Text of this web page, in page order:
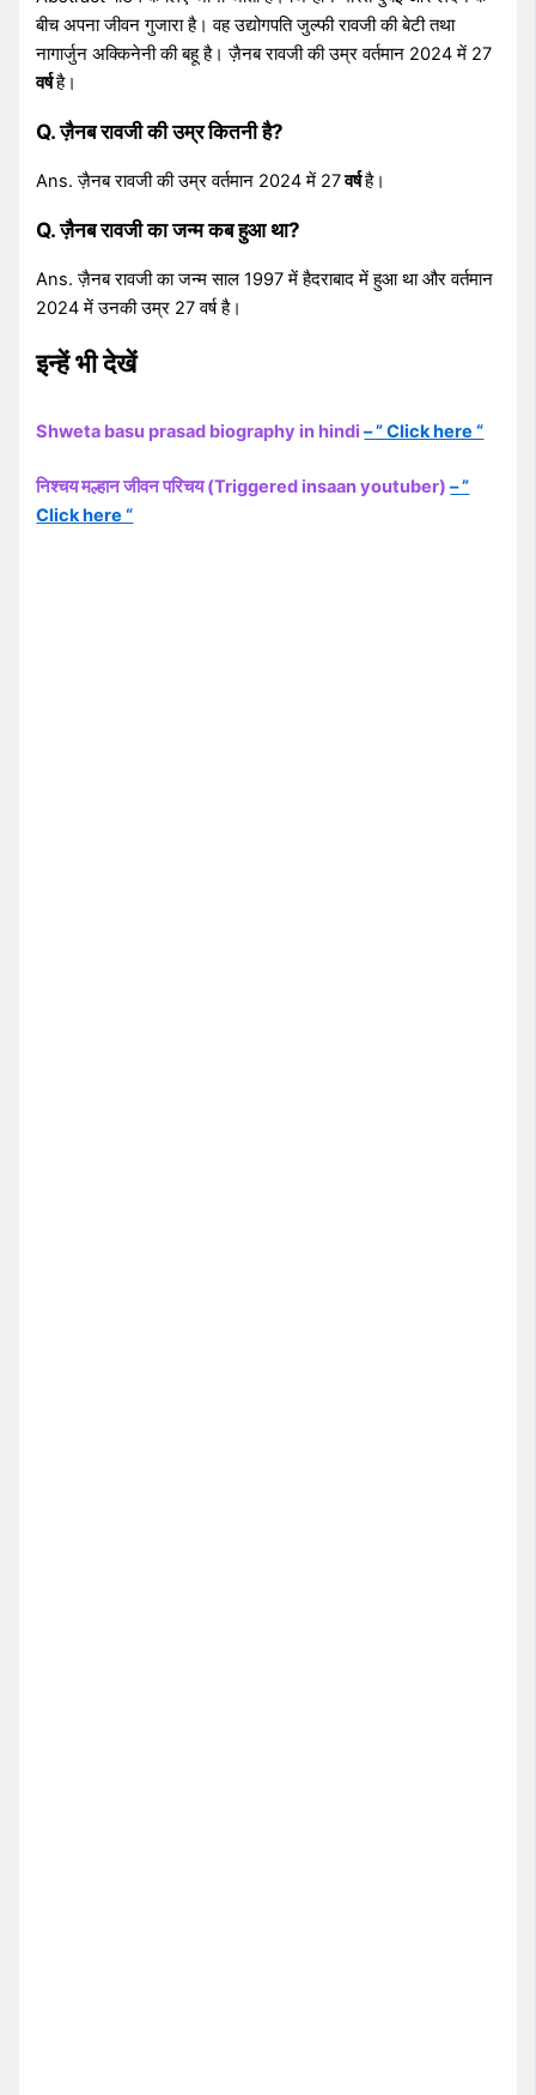
बीच अपना जीवन गुजारा है। वह उद्योगपति जुल्फी रावजी की बेटी तथा
नागार्जुन अक्किनेनी की बहू है। ज़ैनब रावजी की उम्र वर्तमान 2024 में 27
वर्षहै।
Q. ज़ैनब रावजी की उम्र कितनी है?
Ans. ज़ैनब रावजी की उम्र वर्तमान 2024 में 27वर्षहै।
Q. ज़ैनब रावजी का जन्म कब हुआ था?
Ans. ज़ैनब रावजी का जन्म साल 1997 में हैदराबाद में हुआ था और वर्तमान
2024 में उनकी उम्र 27 वर्ष है।
इन्हें भी देखें
Shweta basu prasad biography in hindi– ” Click here “
निश्चय मल्हान जीवन परिचय (Triggered insaan youtuber)– ”
Click here “